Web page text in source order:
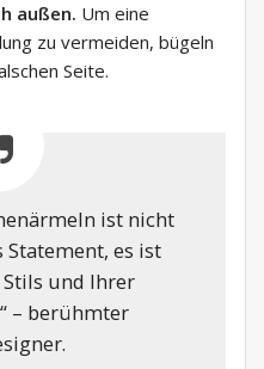
außen. Um eine
zu vermeiden, bügeln
Seite.
ist nicht
es ist
und Ihrer
– berühmter